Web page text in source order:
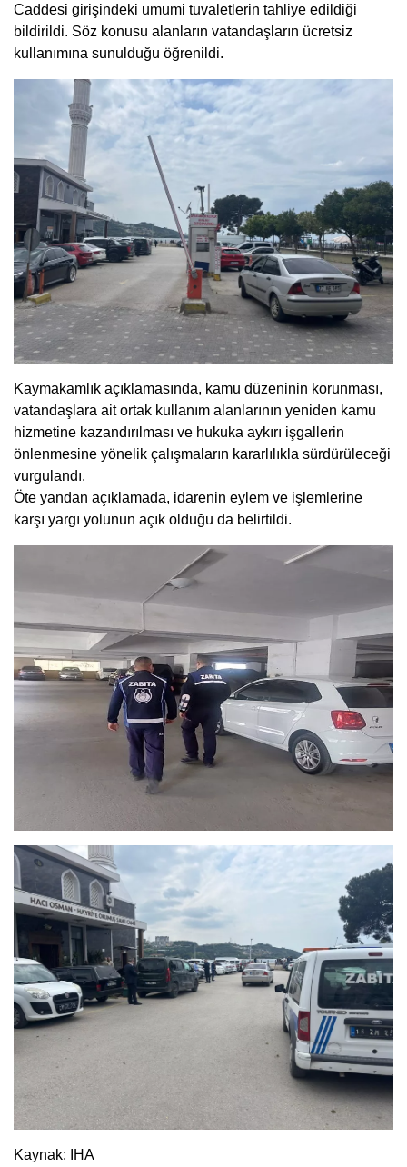
Caddesi girişindeki umumi tuvaletlerin tahliye edildiği
bildirildi. Söz konusu alanların vatandaşların ücretsiz
kullanımına sunulduğu öğrenildi.
Kaymakamlık açıklamasında, kamu düzeninin korunması,
vatandaşlara ait ortak kullanım alanlarının yeniden kamu
hizmetine kazandırılması ve hukuka aykırı işgallerin
önlenmesine yönelik çalışmaların kararlılıkla sürdürüleceği
vurgulandı.
Öte yandan açıklamada, idarenin eylem ve işlemlerine
karşı yargı yolunun açık olduğu da belirtildi.
Kaynak: IHA